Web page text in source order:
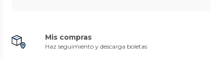
Mis compras
Haz seguimiento y descarga boletas